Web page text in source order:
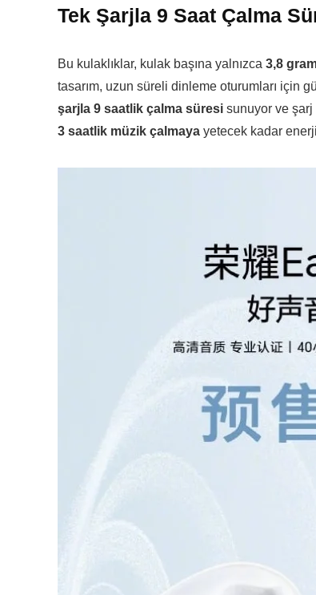
Tek Şarjla 9 Saat Çalma
Bu kulaklıklar, kulak başına yalnızca 3,8
tasarım, uzun süreli dinleme oturumları için
şarjla 9 saatlik çalma süresi sunuyor ve şarj
3 saatlik müzik çalmaya yetecek kadar